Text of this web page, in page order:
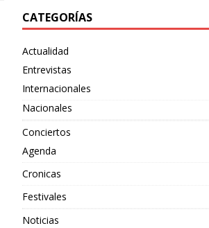
CATEGORÍAS
Actualidad
Entrevistas
Internacionales
Nacionales
Conciertos
Agenda
Cronicas
Festivales
Noticias